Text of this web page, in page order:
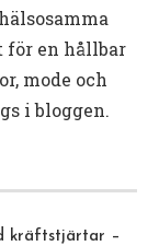
för en hållbar
mode och
i bloggen.
kräftstjärtar –